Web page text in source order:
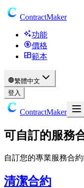
ContractMaker
功能
價格
範本
繁體中文
登入
ContractMaker
可自訂的服務
自訂您的專業服務合
清潔合約